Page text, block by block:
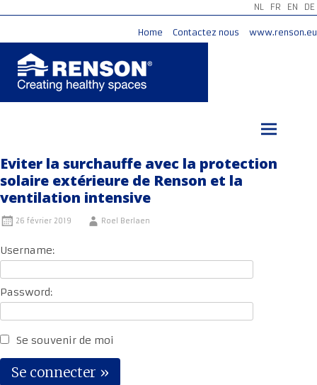
NL FR EN DE
Home Contactez nous www.renson.eu
Eviter la surchauffe avec la protection
solaire extérieure de Renson et la
ventilation intensive
26 février 2019 Roel Berlaen
Username:
Password:
Se souvenir de moi